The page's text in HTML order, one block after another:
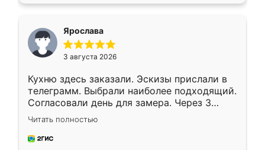
Ярослава
3 августа 2026
Кухню здесь заказали. Эскизы прислали в
телеграмм. Выбрали наиболее подходящий.
Согласовали день для замера. Через 3
недели кухня была уже готова. Остались
довольны работой. Спасибо Ренессанс
мебель за качественную работу!
Читать полностью